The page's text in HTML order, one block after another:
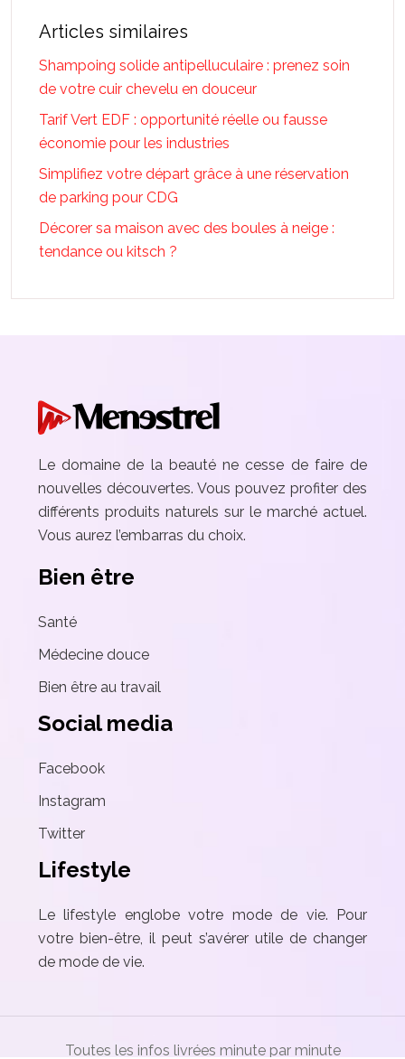
Articles similaires
Shampoing solide antipelluculaire : prenez soin
de votre cuir chevelu en douceur
Tarif Vert EDF : opportunité réelle ou fausse
économie pour les industries
Simplifiez votre départ grâce à une réservation
de parking pour CDG
Décorer sa maison avec des boules à neige :
tendance ou kitsch ?
Le domaine de la beauté ne cesse de faire de
nouvelles découvertes. Vous pouvez profiter des
différents produits naturels sur le marché actuel.
Vous aurez l’embarras du choix.
Bien être
Santé
Médecine douce
Bien être au travail
Social media
Facebook
Instagram
Twitter
Lifestyle
Le lifestyle englobe votre mode de vie. Pour
votre bien-être, il peut s’avérer utile de changer
de mode de vie.
Toutes les infos livrées minute par minute